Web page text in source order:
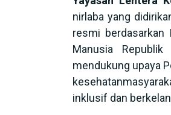
nirlaba yang
resmi berdasarkan
Manusia Republik
mendukung upaya
inklusif dan